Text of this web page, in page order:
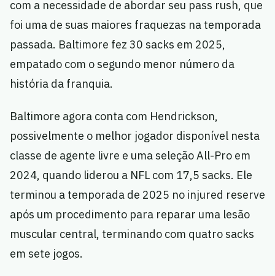
com a necessidade de abordar seu pass rush, que
foi uma de suas maiores fraquezas na temporada
passada. Baltimore fez 30 sacks em 2025,
empatado com o segundo menor número da
história da franquia.
Baltimore agora conta com Hendrickson,
possivelmente o melhor jogador disponível nesta
classe de agente livre e uma seleção All-Pro em
2024, quando liderou a NFL com 17,5 sacks. Ele
terminou a temporada de 2025 no injured reserve
após um procedimento para reparar uma lesão
muscular central, terminando com quatro sacks
em sete jogos.